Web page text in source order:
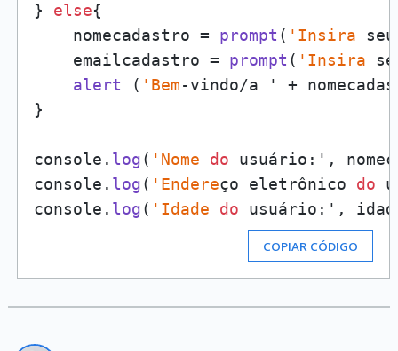
} else{
    nomecadastro =
prompt ( 'Insira
    emailcadastro =
prompt ( 'Insira
alert ( 'Bem-vindo/a ' +
}
console. log( 'Nome do usuário:',
console. log( 'Endereço eletrônico do
console. log( 'Idade do
COPIAR CÓDIGO